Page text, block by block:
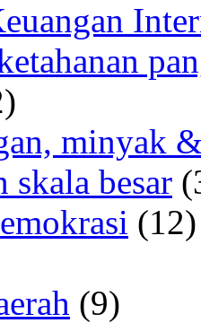
minyak
skala besar
(12)
(9)